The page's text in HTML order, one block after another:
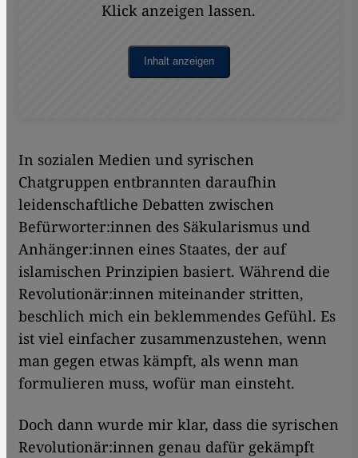
Klick anzeigen lassen.
Inhalt anzeigen
In sozialen Medien und syrischen
Chatgruppen entbrannten daraufhin
leidenschaftliche Debatten zwischen
Befürworter:innen des Säkularismus und
Anhänger:innen eines Staates, der auf
islamischen Prinzipien basiert. Während die
Revolutionär:innen miteinander stritten,
beschlich mich ein beklemmendes Gefühl. Es
ist viel einfacher zusammenzustehen, wenn
man gegen etwas kämpft, als wenn man
formulieren muss, wofür man einsteht.
Doch dann wurde mir klar, dass die syrischen
Revolutionär:innen genau dafür gekämpft